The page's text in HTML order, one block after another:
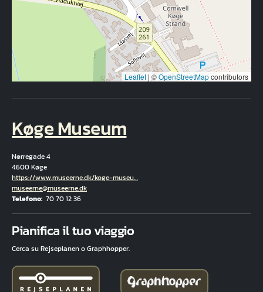
Leaflet | ©OpenStreetMapcontributors
Køge Museum
Nørregade 4
4600 Køge
Hjemmeside
https://www.museerne.dk/koge-museu…
E-mail
museerne@museerne.dk
Telefono 70 70 12 36
Pianifica il tuo viaggio
Cerca su Rejseplanen o Graphhopper.